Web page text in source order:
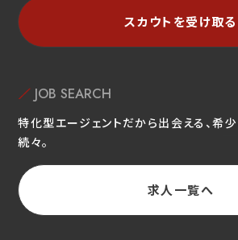
スカウトを受け取る
JOB SEARCH
特化型エージェントだから出会える、希
続々。
求人一覧へ